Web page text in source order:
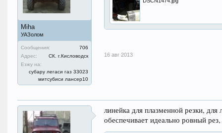
Miha
УАЗолом
Сообщения:
706
Адрес:
СК. г.Кисловодск
Езжу на:
субару легаси газ 33023
митсубиси лансер10
16 авг 2013
линейка для плазменной резки,
обеспечивает идеально ровный